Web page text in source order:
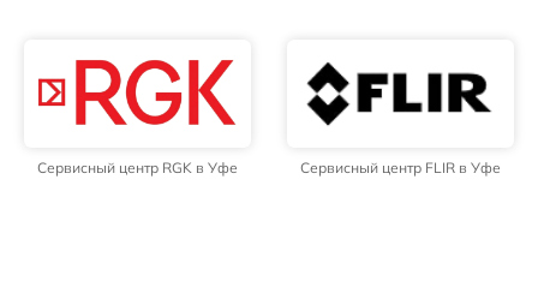
Сервисный центр RGK в Уфе Сервисный центр FLIR в Уфе